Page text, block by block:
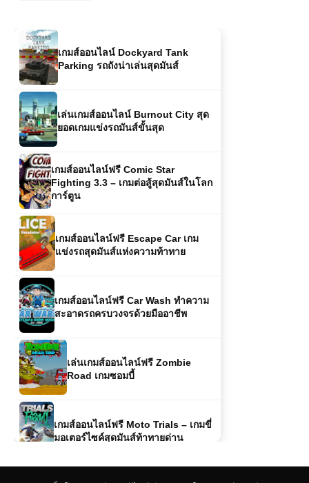
เล่นเกมส์ออนไลน์ Burnout City สุด
ยอดเกมแข่งรถมันส์ขั้นสุด
เกมส์ออนไลน์ฟรี Comic Star
Fighting 3.3 – เกมต่อสู้สุดมันส์ในโลก
การ์ตูน
เกมส์ออนไลน์ฟรี Escape Car เกม
แข่งรถสุดมันส์แห่งความท้าทาย
เกมส์ออนไลน์ฟรี Car Wash ทำความ
สะอาดรถครบวงจรด้วยมืออาชีพ
เล่นเกมส์ออนไลน์ฟรี Zombie
Road เกมซอมบี้
เกมส์ออนไลน์ฟรี Moto Trials – เกมขี่
มอเตอร์ไซค์สุดมันส์ท้าทายด่าน
เกมส์ออนไลน์ Age Of Battle เกม
วางแผนสงครามสุดคลาสสิก เล่นฟรี